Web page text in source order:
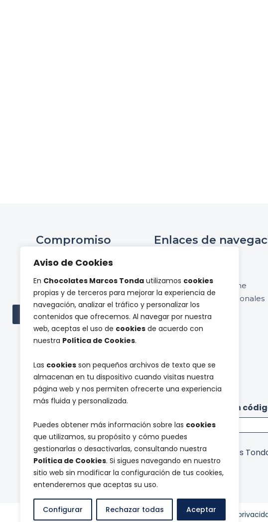
Aviso de Cookies
En Chocolates Marcos Tonda utilizamos cookies
propias y de terceros para mejorar la experiencia de
navegación, analizar el tráfico y personalizar los
contenidos que ofrecemos. Al navegar por nuestra
web, aceptas el uso de cookies de acuerdo con
nuestra Política de Cookies.
Las cookies son pequeños archivos de texto que se
almacenan en tu dispositivo cuando visitas nuestra
página web y nos permiten ofrecerte una experiencia
más fluida y personalizada.
Puedes obtener más información sobre las cookies
que utilizamos, su propósito y cómo puedes
gestionarlas o desactivarlas, consultando nuestra
Política de Cookies. Si sigues navegando en nuestro
sitio web sin modificar la configuración de tus cookies,
entenderemos que aceptas su uso.
Configurar Rechazar todas Aceptar
Compromiso
Proyectos de
investigación
Ver todas las subvenciones
Enlaces de
Tienda online
Panel de profesionales
c
g
o
u
n
a
Suscríbete a nuestra newsletter y recibe un
a
t
o
d
a
u
e
T
e
r
m
i
n
o
s
Acepto que la empresa Chocolates Marcos
Enviar
© Chocolates Marcos Tonda|Aviso legal|Política de